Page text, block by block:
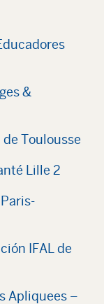
&
Toulousse
Lille 2
IFAL de
Apliquees –